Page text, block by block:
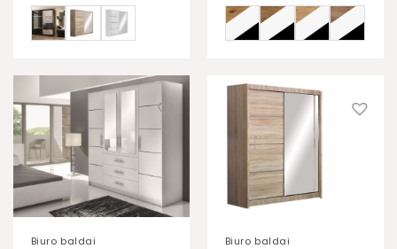
Biuro baldai Biuro baldai